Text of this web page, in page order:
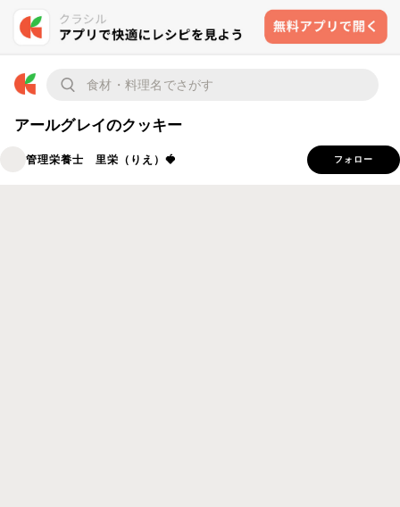
アールグレイのクッキー
管理栄養士 里栄（りえ）🍓 フォロー